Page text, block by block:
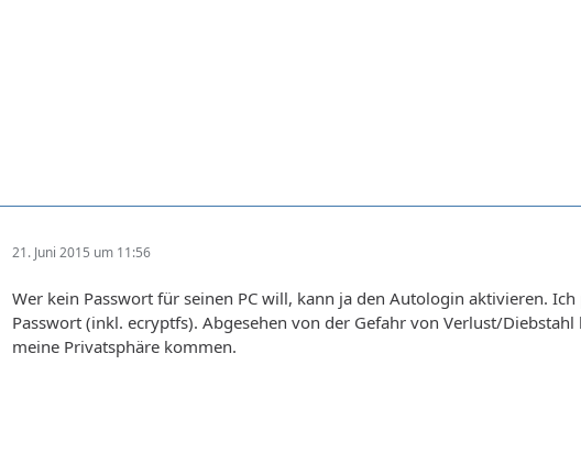
21. Juni 2015 um 11:56
Wer kein Passwort für seinen PC will, kann ja den Autologin aktivieren.
Passwort (inkl. ecryptfs). Abgesehen von der Gefahr von Verlust/
meine Privatsphäre kommen.